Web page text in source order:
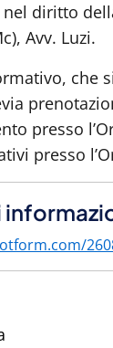
diritto
Avv. Luzi.
che
presso
presso